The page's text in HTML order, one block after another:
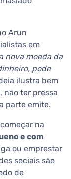
Arun
em
nova moeda da
pode
ilustra bem
não ter pressa
parte emite.
na
e com
ou emprestar
sociais são
de